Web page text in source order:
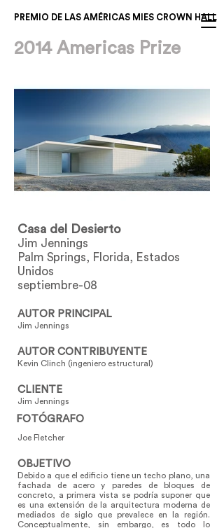
PREMIO DE LAS AMÉRICAS MIES CROWN HALL
2014 Americas Prize
Casa del Desierto
Jim Jennings
Palm Springs, Florida, Estados
Unidos
septiembre-08
AUTOR PRINCIPAL
Jim Jennings
AUTOR CONTRIBUYENTE
Kevin Clinch (ingeniero estructural)
CLIENTE
Jim Jennings
FOTÓGRAFO
Joe Fletcher
OBJETIVO
Debido a que el edificio tiene un techo plano, una
fachada de acero y paredes de bloques de
concreto, a primera vista se podría suponer que
es una extensión de la arquitectura moderna de
mediados de siglo que prevalece en la región.
Conceptualmente, sin embargo, es todo lo